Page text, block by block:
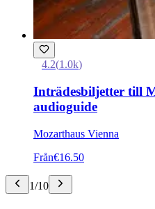
4.2(1.0k)
Inträdesbiljetter till
audioguide
Mozarthaus Vienna
Från€16.50
1/10